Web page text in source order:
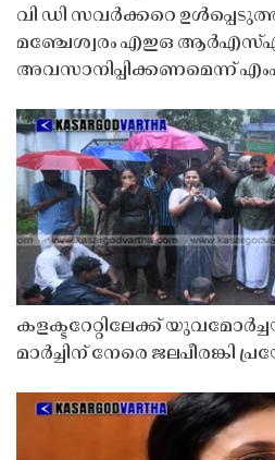
വി ഡി സവർക്കറെ
മഞ്ചേശ്വരം എഇഒ
അവസാനിപ്പിക്കണമെന്ന്
കളക്ടറേറ്റിലേക്ക്
മാർച്ചിന് നേരെ ജലപീരങ്കി